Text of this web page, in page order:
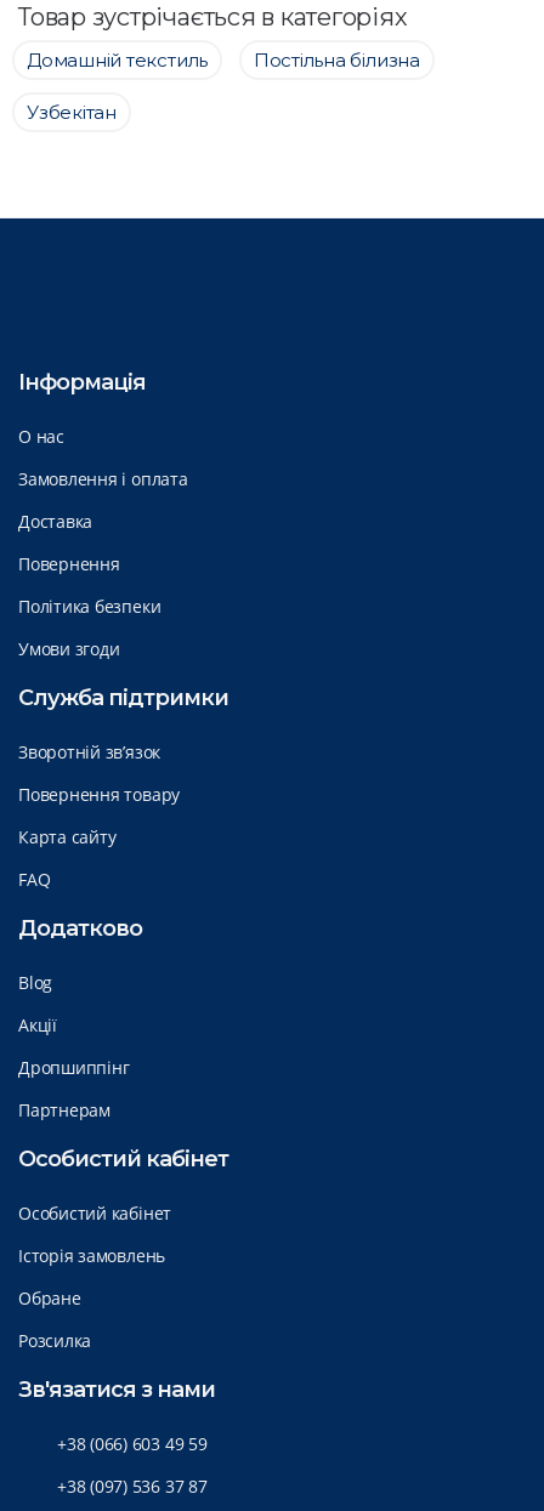
Товар зустрічається в категоріях
Домашній текстиль Постільна білизна
Узбекітан
Інформація
О нас
Замовлення і оплата
Доставка
Повернення
Політика безпеки
Умови згоди
Служба підтримки
Зворотній зв’язок
Повернення товару
Карта сайту
FAQ
Додатково
Blog
Акції
Дропшиппінг
Партнерам
Особистий кабінет
Особистий кабінет
Історія замовлень
Обране
Розсилка
Зв'язатися з нами
+38 (066) 603 49 59
+38 (097) 536 37 87